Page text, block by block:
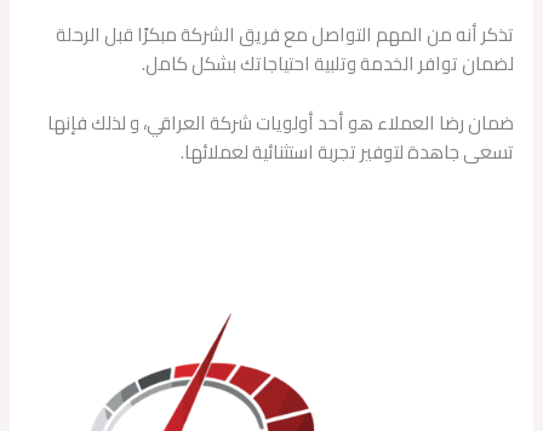
تذكر أنه من المهم التواصل مع فريق الشركة مبكرًا قبل الرحلة
لضمان توافر الخدمة وتلبية احتياجاتك بشكل كامل.
ضمان رضا العملاء هو أحد أولويات شركة العراقي، و لذلك فإنها
تسعى جاهدة لتوفير تجربة استثنائية لعملائها.